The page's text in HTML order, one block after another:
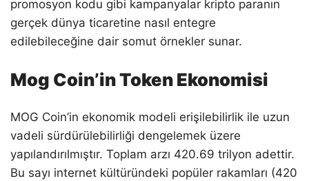
promosyon kodu gibi kampanyalar kripto paranın
gerçek dünya ticaretine nasıl entegre
edilebileceğine dair somut örnekler sunar.
Mog Coin’in Token Ekonomisi
MOG Coin’in ekonomik modeli erişilebilirlik ile uzun
vadeli sürdürülebilirliği dengelemek üzere
yapılandırılmıştır. Toplam arzı 420.69 trilyon adettir.
Bu sayı internet kültüründeki popüler rakamları (420